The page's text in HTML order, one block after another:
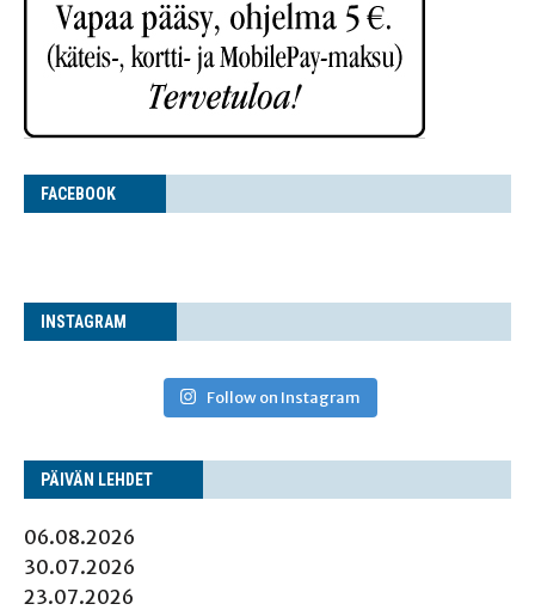
FACE­BOOK
INS­TA­GRAM
Follow on Instagram
PÄI­VÄN LEHDET
06.08.2026
30.07.2026
23.07.2026